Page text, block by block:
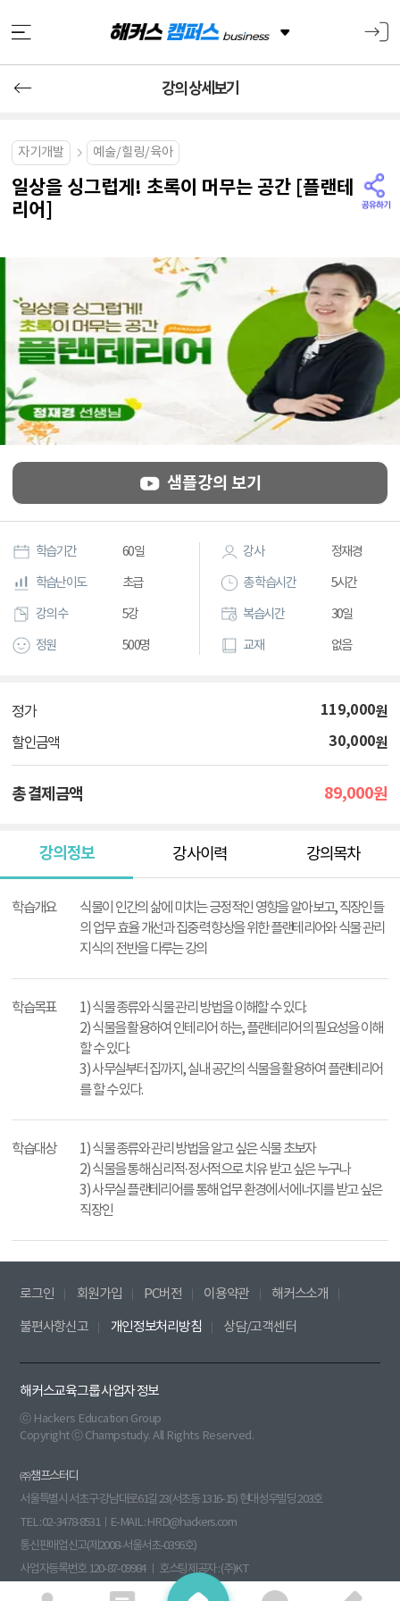
강의 상세보기
자기개발 예술/힐링/육아
일상을 싱그럽게! 초록이 머무는 공간 [플랜테
리어]
샘플강의 보기
학습기간 60일
학습난이도 초급
강의 수 5강
정원 500명
강사 정재경
총 학습시간 5시간
복습시간 30일
교재 없음
정가 119,000원
할인금액 30,000원
총 결제금액 89,000원
강의정보 강사이력 강의목차
학습개요
식물이 인간의 삶에 미치는 긍정적인 영향을 알아보고, 직장인들
의 업무 효율 개선과 집중력 향상을 위한 플랜테리어와 식물 관리
지식의 전반을 다루는 강의
학습목표
1) 식물 종류와 식물 관리 방법을 이해할 수 있다.
2) 식물을 활용하여 인테리어 하는, 플랜테리어의 필요성을 이해
할 수 있다.
3) 사무실부터 집까지, 실내 공간의 식물을 활용하여 플랜테리어
를 할 수 있다.
학습대상
1) 식물 종류와 관리 방법을 알고 싶은 식물 초보자
2) 식물을 통해 심리적·정서적으로 치유 받고 싶은 누구나
3) 사무실 플랜테리어를 통해 업무 환경에서 에너지를 받고 싶은
직장인
로그인 회원가입 PC버전 이용약관 해커스소개
불편사항신고 개인정보처리방침 상담/고객센터
해커스교육그룹 사업자 정보
ⓒ Hackers Education Group
Copyright ⓒ Champstudy. All Rights Reserved.
㈜챔프스터디
서울특별시 서초구 강남대로61길 23(서초동 1316-15) 현대성우빌딩 203호
TEL : 02-3478-8531ㅣE-MAIL : HRD@hackers.com
통신판매업신고(제2008-서울서초-0396호)
사업자등록번호 120-87-09984 ㅣ 호스팅제공자 : (주)KT
원격평생교육시설신고(제 원 - 140호) 부가통신사업신고(013760)